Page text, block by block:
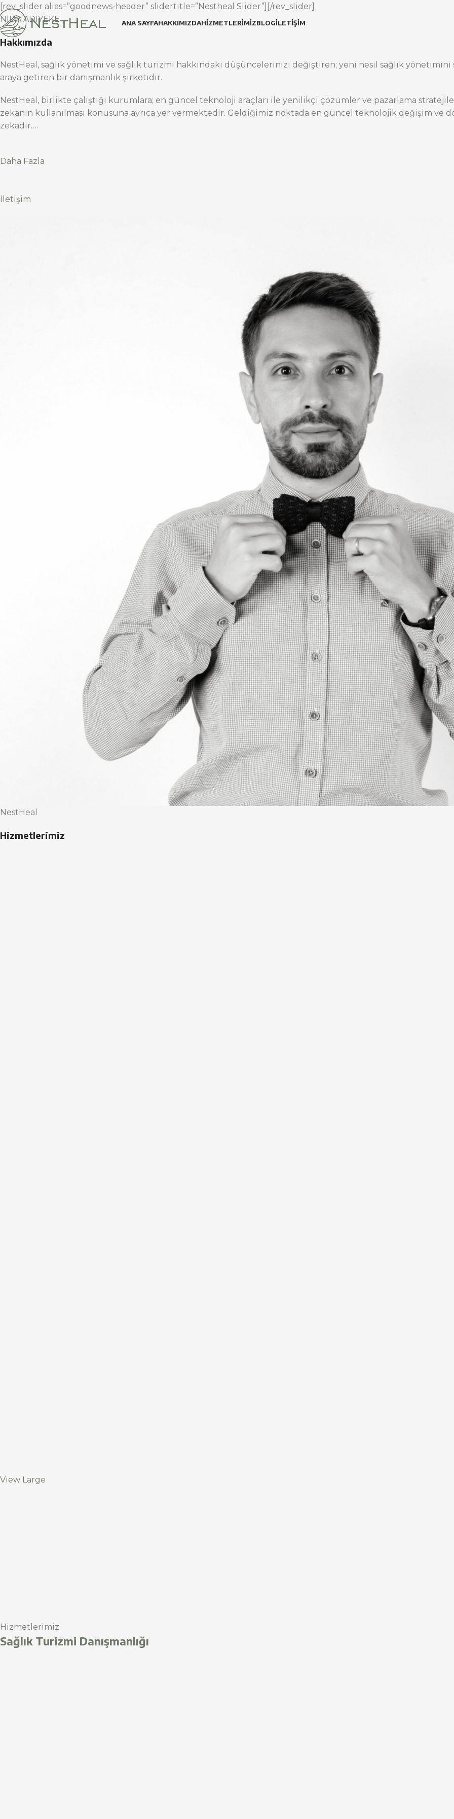
ANA SAYFAHAKKIMIZDAHIZMETLERIMIZBLOGİLETIŞIM
[rev_slider alias=”goodnews-header” slidertitle=”Nestheal Slider”][/rev_slider]
NİDA ADIYEKE
Hakkımızda
NestHeal, sağlık yönetimi ve sağlık turizmi hakkındaki düşüncelerinizi değiştiren; yeni nesil sağlık
araya getiren bir danışmanlık şirketidir.
NestHeal, birlikte çalıştığı kurumlara; en güncel teknoloji araçları ile yenilikçi çözümler ve pazarlama
zekanın kullanılması konusuna ayrıca yer vermektedir. Geldiğimiz noktada en güncel teknolojik değişim ve
zekadır….
Daha Fazla
İletişim
NestHeal
Hizmetlerimiz
View Large
Hizmetlerimiz
Sağlık Turizmi Danışmanlığı